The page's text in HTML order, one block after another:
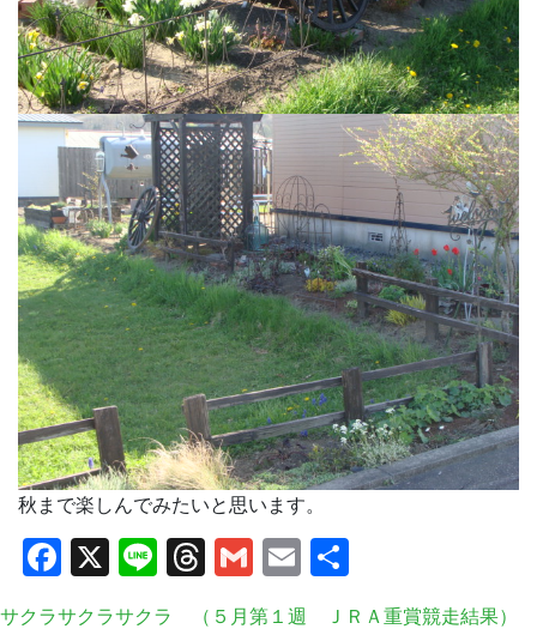
秋まで楽しんでみたいと思います。
Facebook
X LineThreads
Gmail
Email
有
サクラサクラサクラ （５月第１週 ＪＲＡ重賞競走結果）